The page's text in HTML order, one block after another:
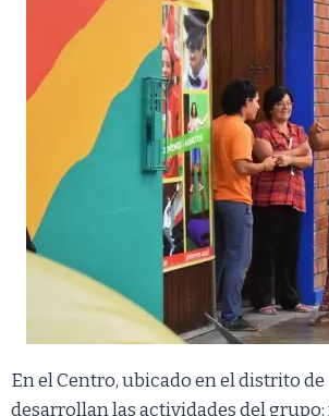
En el Centro, ubicado en el distrito de
desarrollan las actividades del